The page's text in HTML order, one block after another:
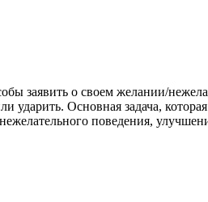
заявить о своем желании/
ударить. Основная задача,
поведения,